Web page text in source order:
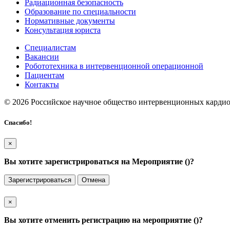
Радиационная безопасность
Образование по специальности
Нормативные документы
Консультация юриста
Специалистам
Вакансии
Робототехника в интервенционной операционной
Пациентам
Контакты
© 2026 Российское научное общество интервенционных
Спасибо!
×
Вы хотите зарегистрироваться на Мероприятие ()?
Зарегистрироваться Отмена
×
Вы хотите отменить регистрацию на мероприятие ()?